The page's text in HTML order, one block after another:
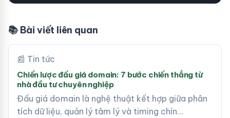
📚 Bài viết liên quan
📰 Tin tức
Chiến lược đấu giá domain: 7 bước chiến thắng từ
nhà đầu tư chuyên nghiệp
Đấu giá domain là nghệ thuật kết hợp giữa phân
tích dữ liệu, quản lý tâm lý và timing chín…